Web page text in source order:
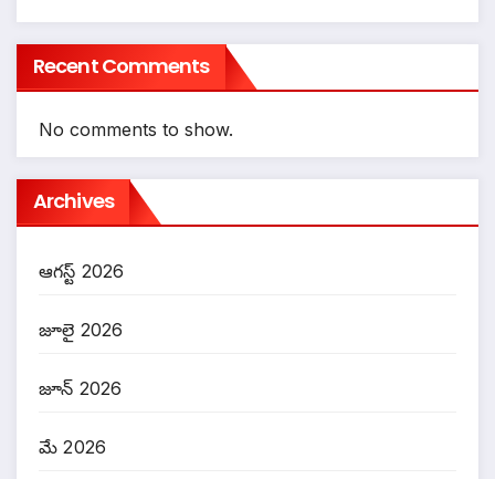
Recent Comments
No comments to show.
Archives
ఆగస్ట్ 2026
జూలై 2026
జూన్ 2026
మే 2026